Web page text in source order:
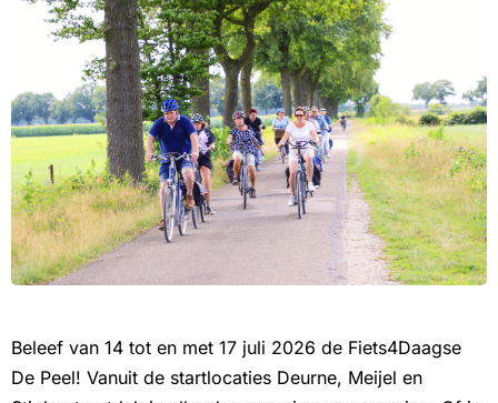
Beleef van 14 tot en met 17 juli 2026 de Fiets4Daagse
De Peel! Vanuit de startlocaties Deurne, Meijel en